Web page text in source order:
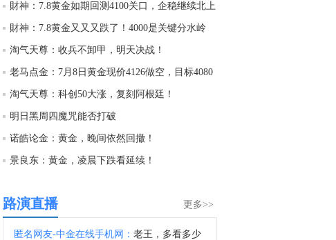
WTI原油日内大涨4.00%，现报77.30美元/桶。
03:26:06
財神：7.8黄金如期回测4100关口，企稳继续北上
財神：7.8黄金又又又跌了！4000是关键分水岭
淘气天尊：收兵不卸甲，明天决战！
老马点金：7月8日黄金现价4126做空，目标4080
淘气天尊：科创50大涨，复刻阿根廷！
明日黑周四魔咒能否打破
诺皓论金：黄金，晚间依然回撤！
​景良东：黄金，凌晨下跌看延续！
更多>>
路演直播
匿名网友-中金在线手机网： 老王，多看多少